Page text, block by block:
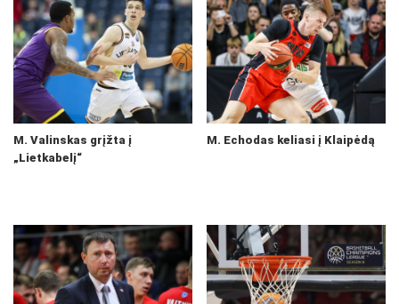
M. Valinskas grįžta į
„Lietkabelį“
M. Echodas keliasi į Klaipėdą